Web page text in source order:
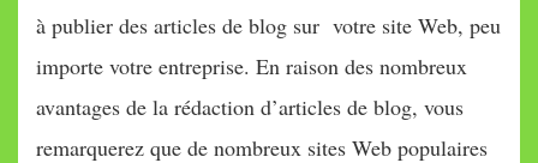
à publier des articles de blog sur votre site Web, peu
importe votre entreprise. En raison des nombreux
avantages de la rédaction d’articles de blog, vous
remarquerez que de nombreux sites Web populaires